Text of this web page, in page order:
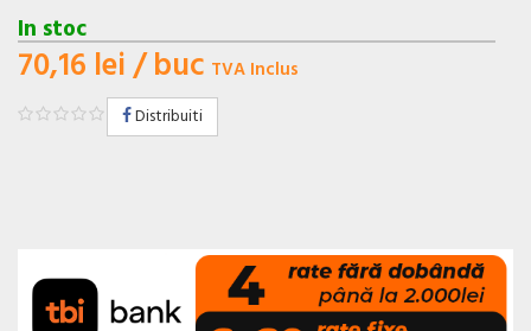
In stoc
70,16 lei/ buc TVA Inclus
Distribuiti